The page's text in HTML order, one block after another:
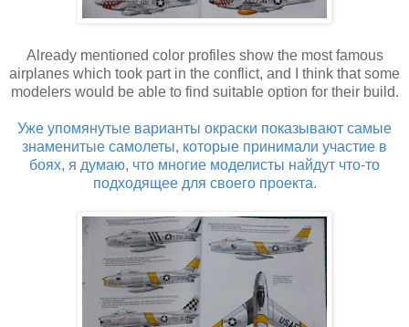
Already mentioned color profiles show the most famous
airplanes which took part in the conflict, and I think that some
modelers would be able to find suitable option for their build.
Уже упомянутые варианты окраски показывают самые
знаменитые самолеты, которые принимали участие в
боях, я думаю, что многие моделисты найдут что-то
подходящее для своего проекта.